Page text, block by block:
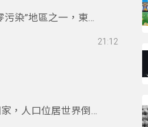
染”地區之一，東加
21:12
，人口位居世界倒數